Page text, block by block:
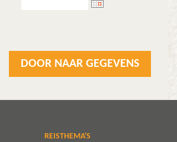
REISTHEMA'S